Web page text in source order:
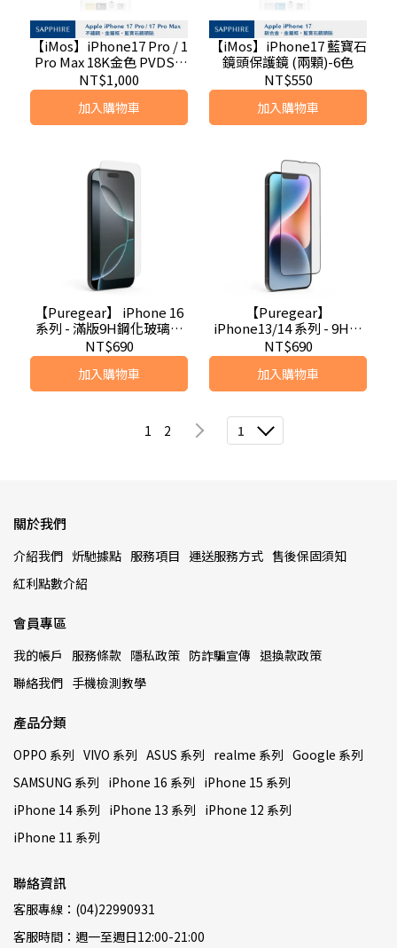
【iMos】iPhone17 Pro / 1
Pro Max 18K金色 PVDSS
™不鏽鋼系列藍寶石鏡頭保
護鏡
NT$1,000
加入購物車
【iMos】iPhone17 藍寶石
鏡頭保護鏡 (兩顆)-6色
NT$550
加入購物車
【Puregear】 iPhone 16
系列 - 滿版9H鋼化玻璃保
護貼
NT$690
加入購物車
【Puregear】
iPhone13/14 系列 - 9H鋼
化玻璃保護貼
NT$690
加入購物車
1 2 1
關於我們
介紹我們 炘馳據點 服務項目 運送服務方式 售後保固須知
紅利點數介紹
會員專區
我的帳戶 服務條款 隱私政策 防詐騙宣傳 退換款政策
聯絡我們 手機檢測教學
產品分類
OPPO 系列 VIVO 系列 ASUS 系列 realme 系列 Google 系列
SAMSUNG 系列 iPhone 16 系列 iPhone 15 系列
iPhone 14 系列 iPhone 13 系列 iPhone 12 系列
iPhone 11 系列
聯絡資訊
客服專線：(04)22990931
客服時間：週一至週日12:00-21:00